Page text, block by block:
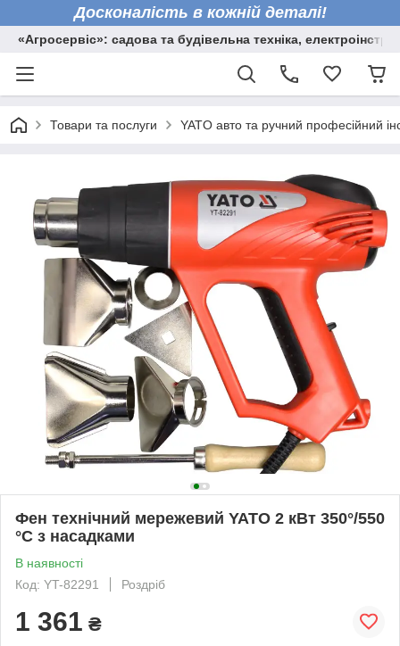
Досконалість в кожній деталі!
«Агросервіс»: садова та будівельна техніка,
Товари та послуги YATO авто та ручний професійний
Фен технічний мережевий YATO 2 кВт 350°/550
°C з насадками
В наявності
Код: YT-82291
Роздріб
1 361 ₴